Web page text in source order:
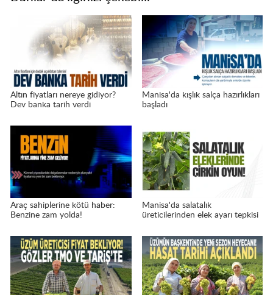
Altın fiyatları nereye gidiyor?
Dev banka tarih verdi
Manisa'da kışlık salça hazırlıkları
başladı
Araç sahiplerine kötü haber:
Benzine zam yolda!
Manisa'da salatalık
üreticilerinden elek ayarı tepkisi